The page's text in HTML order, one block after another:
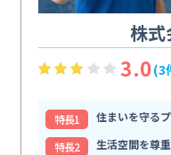
株式
3.0(3
特⻑1
住まいを守る
特⻑2
生活空間を尊